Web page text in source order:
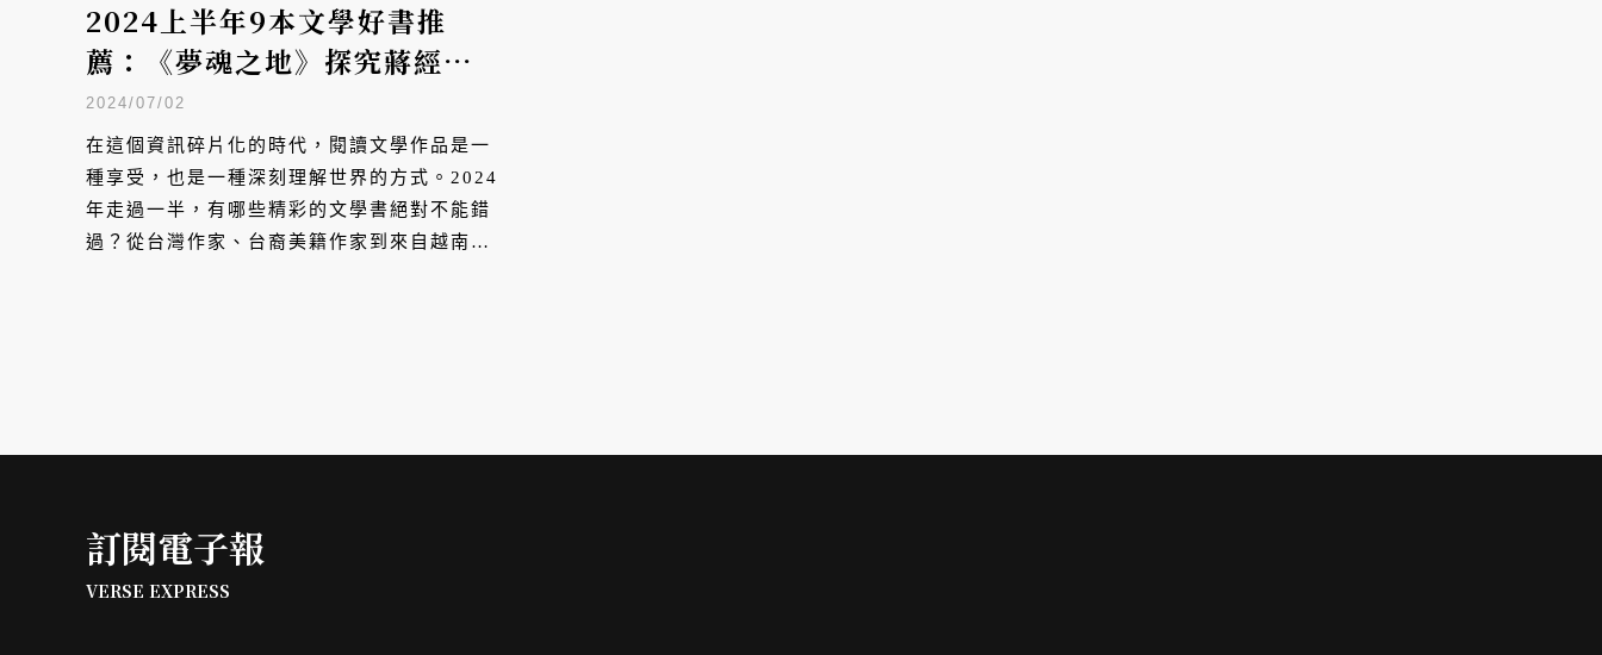
2024上半年9本文學好書推
薦：《夢魂之地》探究蔣經國
內心世界、《黃色臉孔》觸碰
「政治正確」尖銳辯證、
《Stay True保持真誠》記述
台裔美國人成長故事，還有哪
些⋯⋯
2024/07/02
在這個資訊碎片化的時代，閱讀文學作品是一
種享受，也是一種深刻理解世界的方式。2024
年走過一半，有哪些精彩的文學書絕對不能錯
過？從台灣作家、台裔美籍作家到來自越南與
訂閱電子報
VERSE EXPRESS